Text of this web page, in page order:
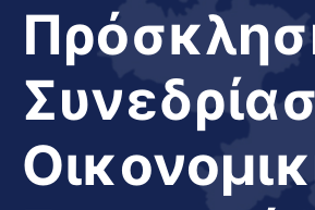
Διαφάνεια
Το
Νησί
Μας